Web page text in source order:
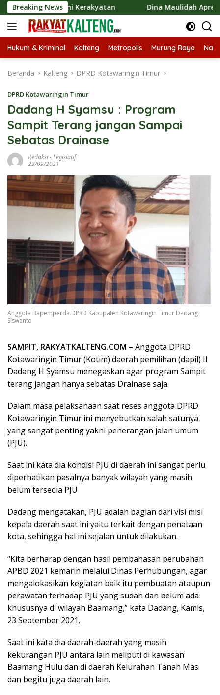
Langsung
ke
konten
Breaking News
Kerakyatan Dina Maulidah Apresiasi Festival
Hukum & Kriminal Kalteng Metropolis Murung Raya
Beranda Kalteng DPRD Kotawaringin Timur
DPRD Kotawaringin Timur
Dadang H Syamsu : Program
Sampit Terang jangan Sampai
Sebatas Drainase
Redaksi-Legislatif
23/09/2021
Anggota Bapemperda DPRD Kabupaten Kotawaringin Timur Dadang
Siswanto
SAMPIT, RAKYATKALTENG.COM – Anggota DPRD
Kotawaringin Timur (Kotim) daerah pemilihan (dapil) II
Dadang H Syamsu menegaskan agar program Sampit
terang jangan hanya sebatas Drainase saja.
Dalam masa pelaksanaan saat reses anggota DPRD
Kotawaringin Timur ini menyebutkan salah satunya
yang sangat penting yakni penerangan jalan umum
(PJU).
Saat ini kata dia kondisi PJU di daerah ini sangat perlu
diperhatikan pasalnya banyak wilayah yang masih
belum tersedia PJU
Dadang mengatakan, PJU adalah bagian dari visi misi
kepala daerah saat ini yaitu terkait dengan penataan
kota, sehingga hal ini sejalan untuk dilakukan.
“Kita berharap dengan hasil pembahasan perubahan
APBD 2021 kemarin melalui Dinas Perhubungan, agar
mengalokasikan kegiatan baik itu pembuatan ataupun
perawatan terhadap PJU yang sudah dan belum ada
khususnya di wilayah Baamang,” kata Dadang, Kamis,
23 September 2021.
Saat ini kata dia daerah-daerah yang masih
kekurangan PJU antara lain meliputi di kawasan
Baamang Hulu dan di daerah Kelurahan Tanah Mas
dan begitu juga daerah lain.